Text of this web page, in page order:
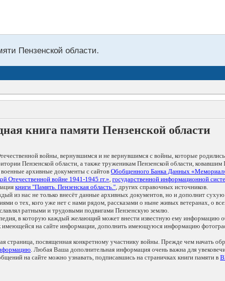
Пензенской области.
книга памяти Пензенской области
войны, вернувшимся и не вернувшимся с войны, которые
Пензенской области, а также труженикам Пензенской области, ковавшим
архивные документы с сайтов Обобщенного Банка Данных
Отечественной войне 1941-1945 гг.», государственной информационной
книги "Память. Пензенская область.", других справочных источников.
из нас не только внесёт данные архивных документов, но и дополнит
о тех, кого уже нет с нами рядом, рассказами о ныне живых ветеранах, о
ратными и трудовыми подвигами Пензенскую землю.
в которую каждый желающий может внести известную ему информацию
имеющейся на сайте информации, дополнить имеющуюся информацию
страница, посвященная конкретному участнику войны. Прежде чем начать
. Любая Ваша дополнительная информация очень важна для
на сайте можно узнавать, подписавшись на страничках книги памяти в